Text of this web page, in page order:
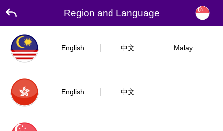
Region and Language
English 中文 Malay
English 中文